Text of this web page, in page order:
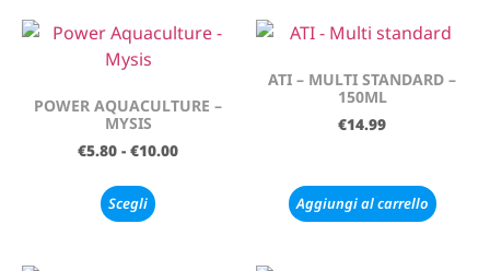
POWER AQUACULTURE –
MYSIS
€5.80 - €10.00
Scegli
ATI – MULTI STANDARD –
150ML
€14.99
Aggiungi al carrello